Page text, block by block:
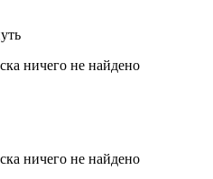
ничего не найдено
ничего не найдено